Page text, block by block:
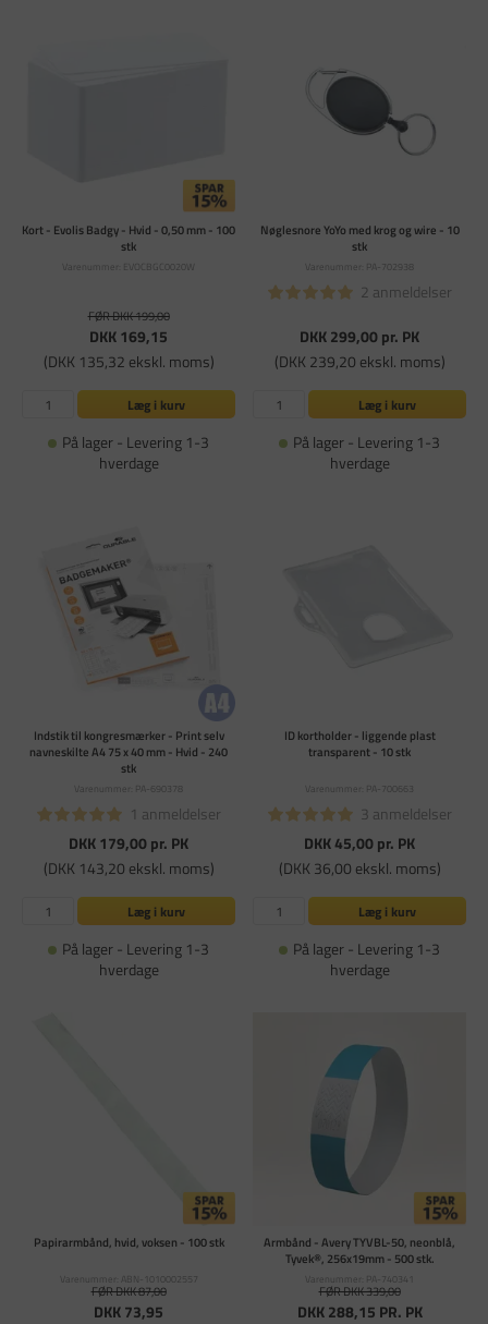
Kort - Evolis Badgy - Hvid - 0,50 mm - 100
stk
Varenummer: EVOCBGC0020W
FØR DKK 199,00
DKK 169,15
(DKK 135,32 ekskl. moms)
Læg i kurv
På lager - Levering 1-3
hverdage
Nøglesnore YoYo med krog og wire - 10
stk
Varenummer: PA-702938
2 anmeldelser
DKK 299,00pr. PK
(DKK 239,20 ekskl. moms)
Læg i kurv
På lager - Levering 1-3
hverdage
Indstik til kongresmærker - Print selv
navneskilte A4 75 x 40 mm - Hvid - 240
stk
Varenummer: PA-690378
1 anmeldelser
DKK 179,00pr. PK
(DKK 143,20 ekskl. moms)
Læg i kurv
På lager - Levering 1-3
hverdage
ID kortholder - liggende plast
transparent - 10 stk
Varenummer: PA-700663
3 anmeldelser
DKK 45,00pr. PK
(DKK 36,00 ekskl. moms)
Læg i kurv
På lager - Levering 1-3
hverdage
Papirarmbånd, hvid, voksen - 100 stk
Varenummer: ABN-1010002557
FØR DKK 87,00
DKK 73,95
Armbånd - Avery TYVBL-50, neonblå,
Tyvek®, 256x19mm - 500 stk.
Varenummer: PA-740341
FØR DKK 339,00
DKK 288,15 PR. PK